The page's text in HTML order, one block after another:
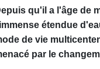
qu'il a l'âge de
étendue
de vie
par le